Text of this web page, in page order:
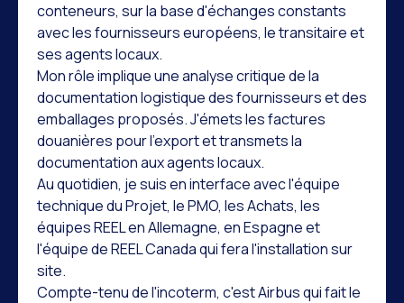
conteneurs, sur la base d'échanges constants
avec les fournisseurs européens, le transitaire et
ses agents locaux.
Mon rôle implique une analyse critique de la
documentation logistique des fournisseurs et des
emballages proposés. J'émets les factures
douanières pour l'export et transmets la
documentation aux agents locaux.
Au quotidien, je suis en interface avec l'équipe
technique du Projet, le PMO, les Achats, les
équipes REEL en Allemagne, en Espagne et
l'équipe de REEL Canada qui fera l'installation sur
site.
Compte-tenu de l'incoterm, c'est Airbus qui fait le